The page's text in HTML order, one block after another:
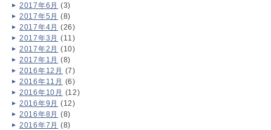
2017年6月 (3)
2017年5月 (8)
2017年4月 (26)
2017年3月 (11)
2017年2月 (10)
2017年1月 (8)
2016年12月 (7)
2016年11月 (6)
2016年10月 (12)
2016年9月 (12)
2016年8月 (8)
2016年7月 (8)